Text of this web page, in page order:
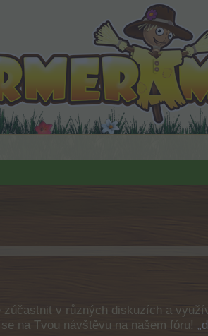
v různých diskuzích a
na Tvou návštěvu na našem fóru!